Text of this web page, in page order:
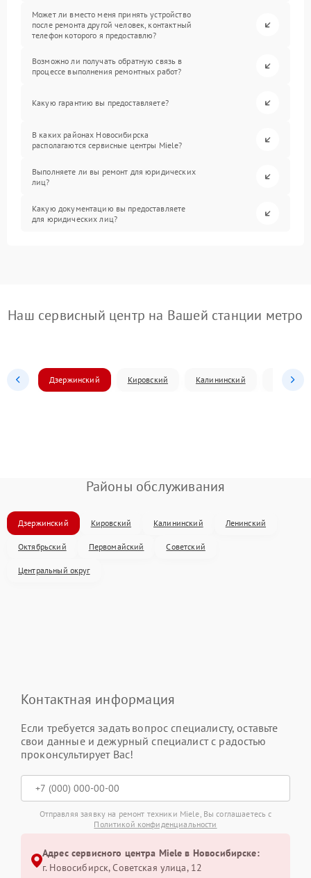
Может ли вместо меня принять устройство
после ремонта другой человек, контактный
телефон которого я предоставлю?
Возможно ли получать обратную связь в
процессе выполнения ремонтных работ?
Какую гарантию вы предоставляете?
В каких районах Новосибирска
располагаются сервисные центры Miele?
Выполняете ли вы ремонт для юридических
лиц?
Какую документацию вы предоставляете
для юридических лиц?
Наш сервисный центр на Вашей станции метро
Дзержинский Кировский Калининский
Районы обслуживания
Дзержинский Кировский Калининский Ленинский
Октябрьский Первомайский Советский
Центральный округ
Контактная информация
Если требуется задать вопрос специалисту, оставьте
свои данные и дежурный специалист с радостью
проконсультирует Вас!
Отправляя заявку на ремонт техники Miele, Вы соглашаетесь с
Политикой конфиденциальности
Адрес сервисного центра Miele в Новосибирске:
г. Новосибирск, Советская улица, 12